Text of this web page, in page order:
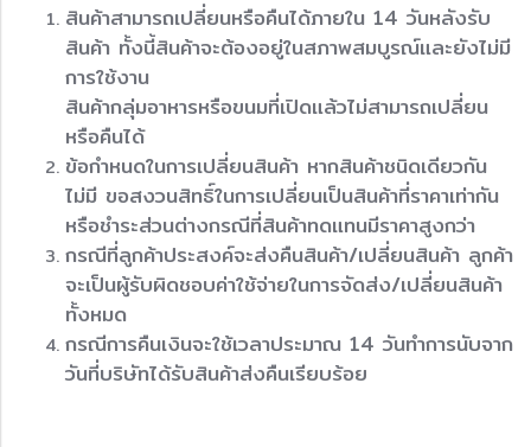
สินค้าสามารถเปลี่ยนหรือคืนได้ภายใน 14 วันหลังรับ
สินค้า ทั้งนี้สินค้าจะต้องอยู่ในสภาพสมบูรณ์และยังไม่มี
การใช้งาน
สินค้ากลุ่มอาหารหรือขนมที่เปิดแล้วไม่สามารถเปลี่ยน
หรือคืนได้
ข้อกำหนดในการเปลี่ยนสินค้า หากสินค้าชนิดเดียวกัน
ไม่มี ขอสงวนสิทธิ์ในการเปลี่ยนเป็นสินค้าที่ราคาเท่ากัน
หรือชำระส่วนต่างกรณีที่สินค้าทดแทนมีราคาสูงกว่า
กรณีที่ลูกค้าประสงค์จะส่งคืนสินค้า/เปลี่ยนสินค้า ลูกค้า
จะเป็นผู้รับผิดชอบค่าใช้จ่ายในการจัดส่ง/เปลี่ยนสินค้า
ทั้งหมด
กรณีการคืนเงินจะใช้เวลาประมาณ​ 14 วันทำการนับจาก
วันที่บริษัทได้รับสินค้าส่งคืนเรียบร้อย